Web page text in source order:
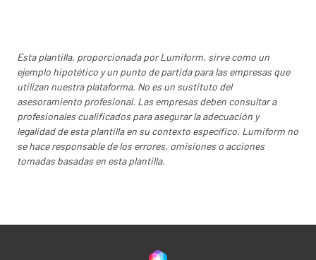
Esta plantilla, proporcionada por Lumiform, sirve como un
ejemplo hipotético y un punto de partida para las empresas que
utilizan nuestra plataforma. No es un sustituto del
asesoramiento profesional. Las empresas deben consultar a
profesionales cualificados para asegurar la adecuación y
legalidad de esta plantilla en su contexto específico. Lumiform no
se hace responsable de los errores, omisiones o acciones
tomadas basadas en esta plantilla.